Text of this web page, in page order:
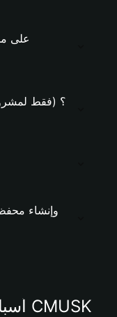
أسباب أهمية استخدام محفظة CMUSK